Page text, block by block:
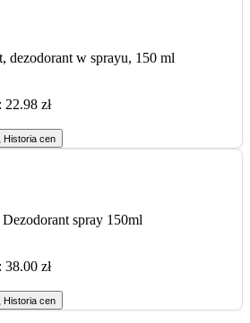
dezodorant w sprayu, 150 ml
22.98 zł
Historia cen
spray 150ml
38.00 zł
Historia cen